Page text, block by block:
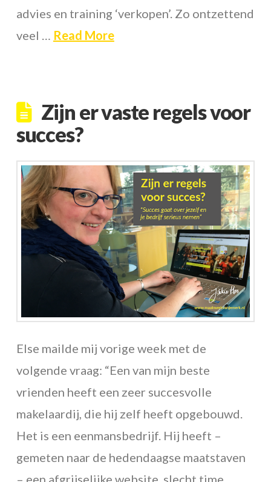
advies en training ‘verkopen’. Zo ontzettend
veel … Read More
Zijn er vaste regels voor
succes?
Else mailde mij vorige week met de
volgende vraag: “Een van mijn beste
vrienden heeft een zeer succesvolle
makelaardij, die hij zelf heeft opgebouwd.
Het is een eenmansbedrijf. Hij heeft –
gemeten naar de hedendaagse maatstaven